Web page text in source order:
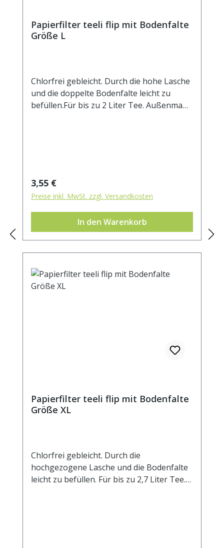
Papierfilter teeli flip mit Bodenfalte
Größe L
Chlorfrei gebleicht. Durch die hohe Lasche
und die doppelte Bodenfalte leicht zu
befüllen.Für bis zu 2 Liter Tee. Außenmaß
Regulärer Preis:
3,55 €
Preise inkl. MwSt. zzgl. Versandkosten
In den Warenkorb
Papierfilter teeli flip mit Bodenfalte
Größe XL
Chlorfrei gebleicht. Durch die
hochgezogene Lasche und die Bodenfalte
leicht zu befüllen. Für bis zu 2,7 Liter Tee.